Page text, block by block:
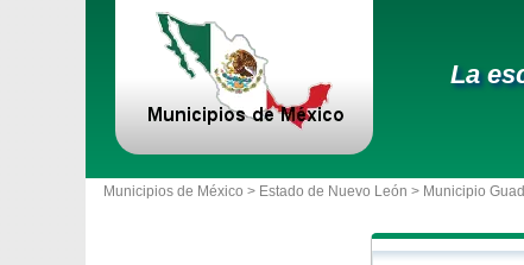
La
Municipios de México > Estado de Nuevo León > Municipio